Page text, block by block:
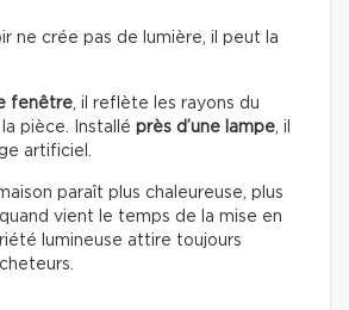
ne crée pas de lumière, il peut la
fenêtre, il reflète les rayons du
pièce. Installé près d’une lampe, il
artificiel.
paraît plus chaleureuse, plus
vient le temps de la mise en
lumineuse attire toujours